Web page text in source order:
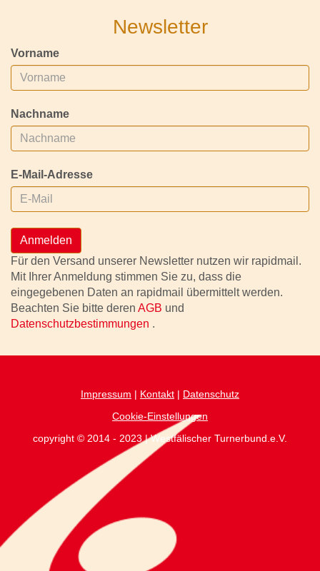
Newsletter
Vorname
Nachname
E-Mail-Adresse
Anmelden
Für den Versand unserer Newsletter nutzen wir rapidmail.
Mit Ihrer Anmeldung stimmen Sie zu, dass die
eingegebenen Daten an rapidmail übermittelt werden.
Beachten Sie bitte deren AGB und
Datenschutzbestimmungen .
Impressum | Kontakt | Datenschutz
Cookie-Einstellungen
copyright © 2014 - 2023 | Westfälischer Turnerbund.e.V.